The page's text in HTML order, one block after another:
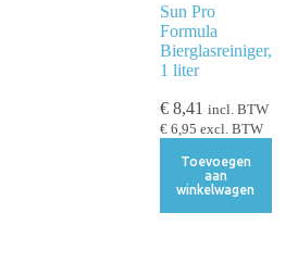
Sun Pro
Formula
Bierglasreiniger,
1 liter
€8,41 incl. BTW
€6,95 excl. BTW
Toevoegen
aan
winkelwagen